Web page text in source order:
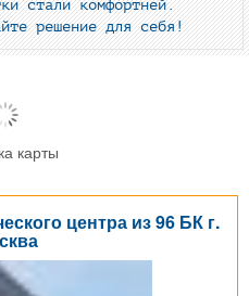
стали комфортней.
решение для себя!
карты
центра из 96 БК г.